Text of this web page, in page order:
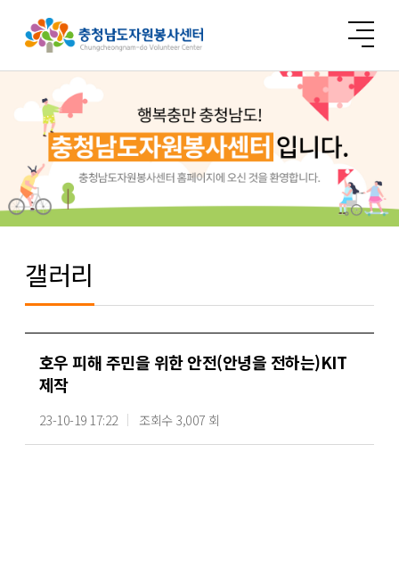
갤러리
호우 피해 주민을 위한 안전(안녕을 전하는)KIT
제작
23-10-19 17:22 조회수 3,007 회